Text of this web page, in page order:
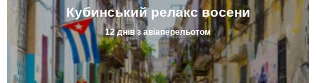
Кубинський релакс восени
12 днів з авіаперельотом